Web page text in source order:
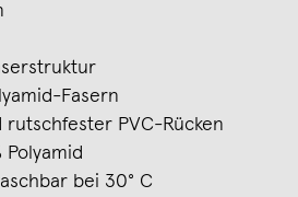
Fasern
PVC-Rücken
bei 30° C